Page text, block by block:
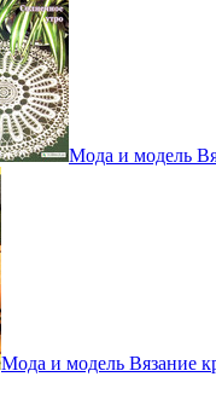
Мода и модель
Мода и модель Вязание